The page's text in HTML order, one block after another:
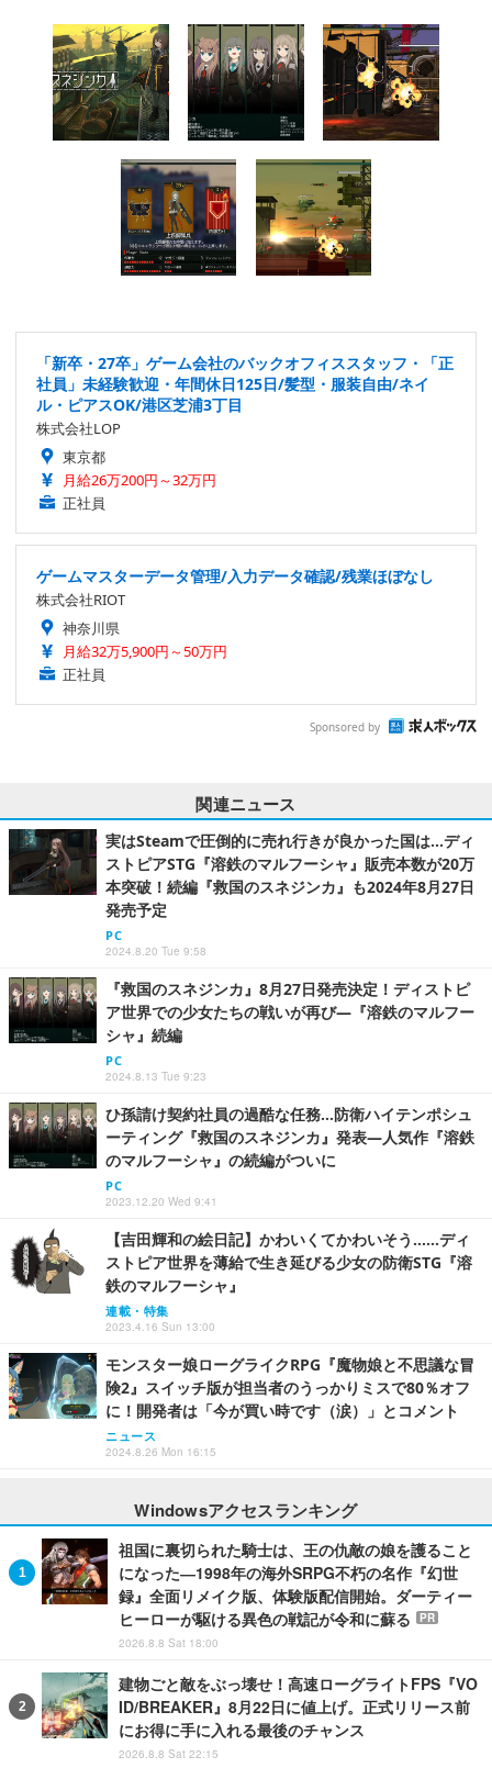
「新卒・27卒」ゲーム会社のバックオフィススタッフ・「正
社員」未経験歓迎・年間休日125日/髪型・服装自由/ネイ
ル・ピアスOK/港区芝浦3丁目
株式会社LOP
東京都
月給26万200円～32万円
正社員
ゲームマスターデータ管理/入力データ確認/残業ほぼなし
株式会社RIOT
神奈川県
月給32万5,900円～50万円
正社員
Sponsored by
関連ニュース
実はSteamで圧倒的に売れ行きが良かった国は…ディ
ストピアSTG『溶鉄のマルフーシャ』販売本数が20万
本突破！続編『救国のスネジンカ』も2024年8月27日
発売予定
PC
2024.8.20 Tue 9:58
『救国のスネジンカ』8月27日発売決定！ディストピ
ア世界での少女たちの戦いが再び―『溶鉄のマルフー
シャ』続編
PC
2024.8.13 Tue 9:23
ひ孫請け契約社員の過酷な任務…防衛ハイテンポシュ
ーティング『救国のスネジンカ』発表―人気作『溶鉄
のマルフーシャ』の続編がついに
PC
2023.12.20 Wed 9:41
【吉田輝和の絵日記】かわいくてかわいそう……ディ
ストピア世界を薄給で生き延びる少女の防衛STG『溶
鉄のマルフーシャ』
連載・特集
2023.4.16 Sun 13:00
モンスター娘ローグライクRPG『魔物娘と不思議な冒
険2』スイッチ版が担当者のうっかりミスで80％オフ
に！開発者は「今が買い時です（涙）」とコメント
ニュース
2024.8.26 Mon 16:15
Windowsアクセスランキング
祖国に裏切られた騎士は、王の仇敵の娘を護ること
になった―1998年の海外SRPG不朽の名作『幻世
録』全面リメイク版、体験版配信開始。ダーティー
ヒーローが駆ける異色の戦記が令和に蘇る
PR
2026.8.8 Sat 18:00
建物ごと敵をぶっ壊せ！高速ローグライトFPS『VO
ID/BREAKER』8月22日に値上げ。正式リリース前
にお得に手に入れる最後のチャンス
2026.8.8 Sat 22:15